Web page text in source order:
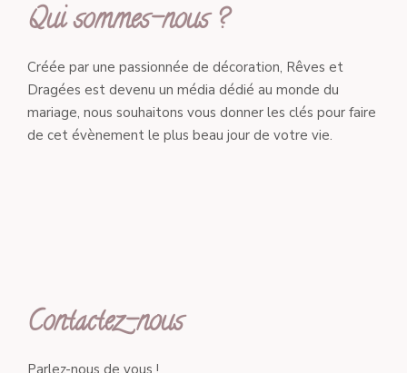
Qui sommes-nous ?
Créée par une passionnée de décoration, Rêves et
Dragées est devenu un média dédié au monde du
mariage, nous souhaitons vous donner les clés pour faire
de cet évènement le plus beau jour de votre vie.
Contactez-nous
Parlez-nous de vous !